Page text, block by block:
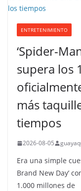
ENTRETENIMIENTO
‘Spider-
supera los
más
tiempos
2026-08-05
Era una simple
Brand New Day’
1.000 millones de